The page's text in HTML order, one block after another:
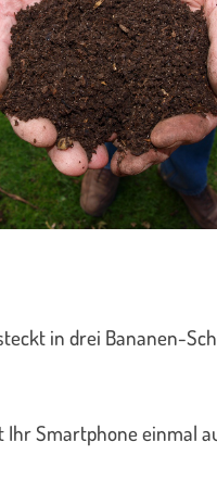
in drei Bananen-
Ihr Smartphone einmal